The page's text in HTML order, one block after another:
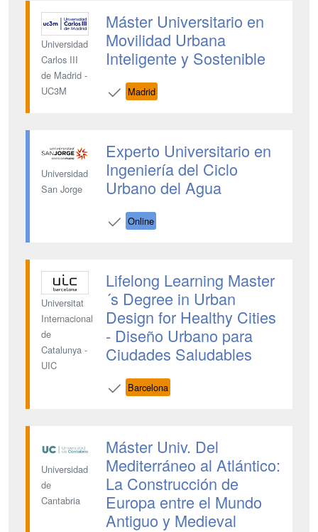
Universidad
Carlos III
de Madrid -
UC3M
Máster Universitario en
Movilidad Urbana
Inteligente y Sostenible
Madrid
Universidad
San Jorge
Experto Universitario en
Ingeniería del Ciclo
Urbano del Agua
Online
Universitat
Internacional
de
Catalunya -
UIC
Lifelong Learning Master
´s Degree in Urban
Design for Healthy Cities
- Diseño Urbano para
Ciudades Saludables
Barcelona
Universidad
de
Cantabria
Máster Univ. Del
Mediterráneo al Atlántico:
La Construcción de
Europa entre el Mundo
Antiguo y Medieval